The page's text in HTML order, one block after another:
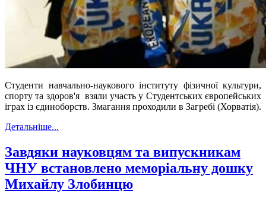
Студенти навчально-наукового інституту фізичної культури,
спорту та здоров'я взяли участь у Студентських європейських
іграх із єдиноборств. Змагання проходили в Загребі (Хорватія).
Детальніше...
Завдяки науковцям та випускникам
ЧНУ встановлено меморіальну дошку
Михайлу Злобинцю